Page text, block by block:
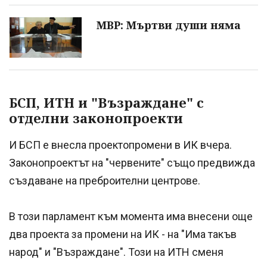
МВР: Мъртви души няма
БСП, ИТН и "Възраждане" с
отделни законопроекти
И БСП е внесла проектопромени в ИК вчера.
Законопроектът на "червените" също предвижда
създаване на преброителни центрове.
В този парламент към момента има внесени още
два проекта за промени на ИК - на "Има такъв
народ" и "Възраждане". Този на ИТН сменя